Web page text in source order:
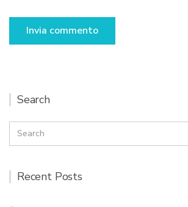
Search
Search
for:
Recent Posts